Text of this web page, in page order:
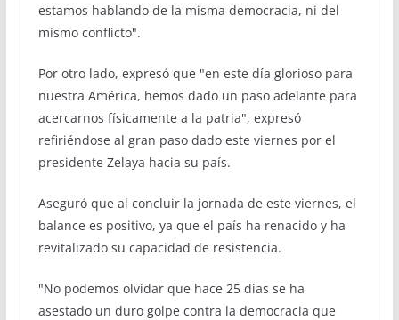
estamos hablando de la misma democracia, ni del
mismo conflicto".
Por otro lado, expresó que "en este día glorioso para
nuestra América, hemos dado un paso adelante para
acercarnos físicamente a la patria", expresó
refiriéndose al gran paso dado este viernes por el
presidente Zelaya hacia su país.
Aseguró que al concluir la jornada de este viernes, el
balance es positivo, ya que el país ha renacido y ha
revitalizado su capacidad de resistencia.
"No podemos olvidar que hace 25 días se ha
asestado un duro golpe contra la democracia que